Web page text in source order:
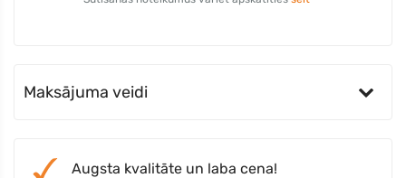
Maksājuma veidi
Augsta kvalitāte un laba cena!